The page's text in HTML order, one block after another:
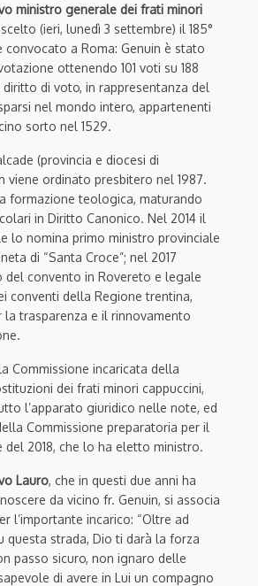
ministro generale dei frati minori
(ieri, lunedì 3 settembre) il 185°
a Roma: Genuin è stato
ottenendo 101 voti su 188
diritto di voto, in rappresentanza del
nel mondo intero, appartenenti
sorto nel 1529.
(provincia e diocesi di
viene ordinato presbitero nel 1987.
formazione teologica, maturando
in Diritto Canonico. Nel 2014 il
lo nomina primo ministro provinciale
di “Santa Croce”; nel 2017
del convento in Rovereto e legale
conventi della Regione trentina,
la trasparenza e il rinnovamento
Commissione incaricata della
dei frati minori cappuccini,
l’apparato giuridico nelle note, ed
Commissione preparatoria per il
2018, che lo ha eletto ministro.
Lauro, che in questi due anni ha
da vicino fr. Genuin, si associa
l’importante incarico: “Oltre ad
questa strada, Dio ti darà la forza
passo sicuro, non ignaro delle
di avere in Lui un compagno